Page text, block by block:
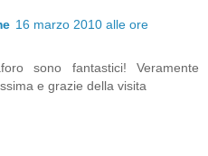
16 marzo 2010 alle ore
sono fantastici! Veramente
e grazie della visita